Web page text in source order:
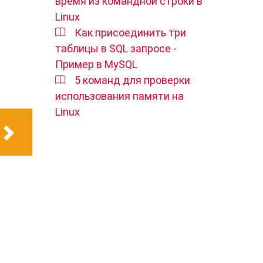
Linux
Как присоединить три
таблицы в SQL запросе -
Пример в MySQL
5 команд для проверки
использования памяти на
Linux